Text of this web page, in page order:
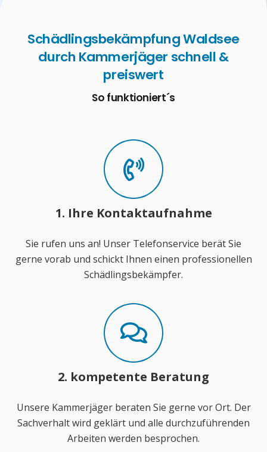
Schädlingsbekämpfung Waldsee
durch Kammerjäger schnell &
preiswert
So funktioniert´s
1. Ihre Kontaktaufnahme
Sie rufen uns an! Unser Telefonservice berät Sie
gerne vorab und schickt Ihnen einen professionellen
Schädlingsbekämpfer.
2. kompetente Beratung
Unsere Kammerjäger beraten Sie gerne vor Ort. Der
Sachverhalt wird geklärt und alle durchzuführenden
Arbeiten werden besprochen.